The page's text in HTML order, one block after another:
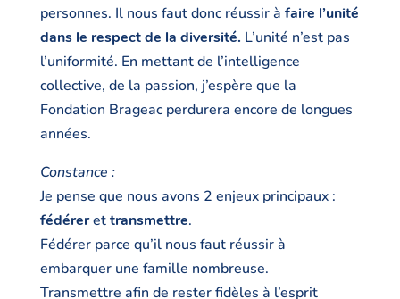
personnes. Il nous faut donc réussir à faire l’unité
dans le respect de la diversité. L’unité n’est pas
l’uniformité. En mettant de l’intelligence
collective, de la passion, j’espère que la
Fondation Brageac perdurera encore de longues
années.
Constance :
Je pense que nous avons 2 enjeux principaux :
fédérerettransmettre.
Fédérer parce qu’il nous faut réussir à
embarquer une famille nombreuse.
Transmettre afin de rester fidèles à l’esprit